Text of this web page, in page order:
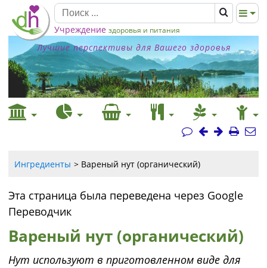
Учреждение здоровья и питания
Лучшие перспективы для Вашего здоровья
Ингредиенты Вареный нут (органический)
Эта страница была переведена через Google
Переводчик
Вареный нут (органический)
Нут используют в приготовленном виде для